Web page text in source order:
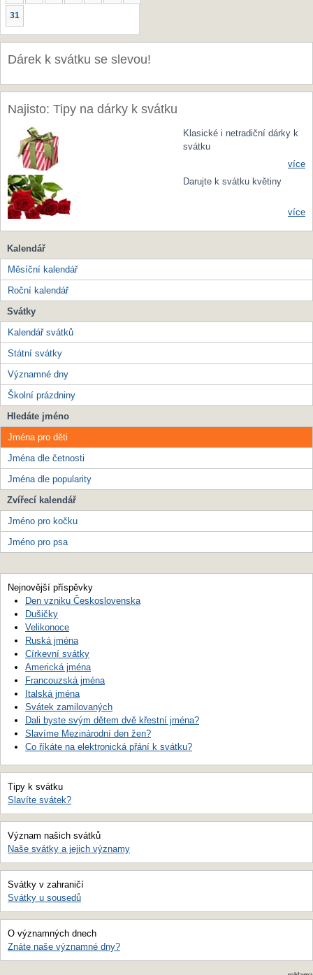
31
Dárek k svátku se slevou!
Najisto: Tipy na dárky k svátku
Klasické i netradiční dárky k
svátku
více
Darujte k svátku květiny
více
Kalendář
Měsíční kalendář
Roční kalendář
Svátky
Kalendář svátků
Státní svátky
Významné dny
Školní prázdniny
Hledáte jméno
Jména pro děti
Jména dle četnosti
Jména dle popularity
Zvířecí kalendář
Jméno pro kočku
Jméno pro psa
Nejnovější příspěvky
Den vzniku Československa
Dušičky
Velikonoce
Ruská jména
Církevní svátky
Americká jména
Francouzská jména
Italská jména
Svátek zamilovaných
Dali byste svým dětem dvě křestní jména?
Slavíme Mezinárodní den žen?
Co říkáte na elektronická přání k svátku?
Tipy k svátku
Slavíte svátek?
Význam našich svátků
Naše svátky a jejich významy
Svátky v zahraničí
Svátky u sousedů
O významných dnech
Znáte naše významné dny?